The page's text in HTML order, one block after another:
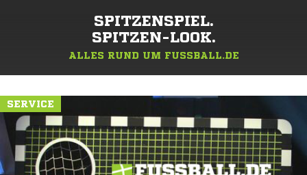
SPITZENSPIEL.
SPITZEN-LOOK.
ALLES RUND UM FUSSBALL.DE
SERVICE